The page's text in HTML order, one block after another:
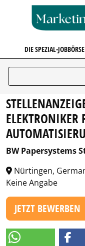
DIE SPEZIAL-
ELEKTRONIKER
BW Papersystems
Nürtingen,
Keine Angabe
JETZT BEWERBEN